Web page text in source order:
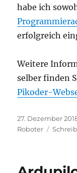
habe ich
erfolgreich
Weitere
selber finden
Pikoder-
Veröffentlicht
am
27. Dezember
Roboter